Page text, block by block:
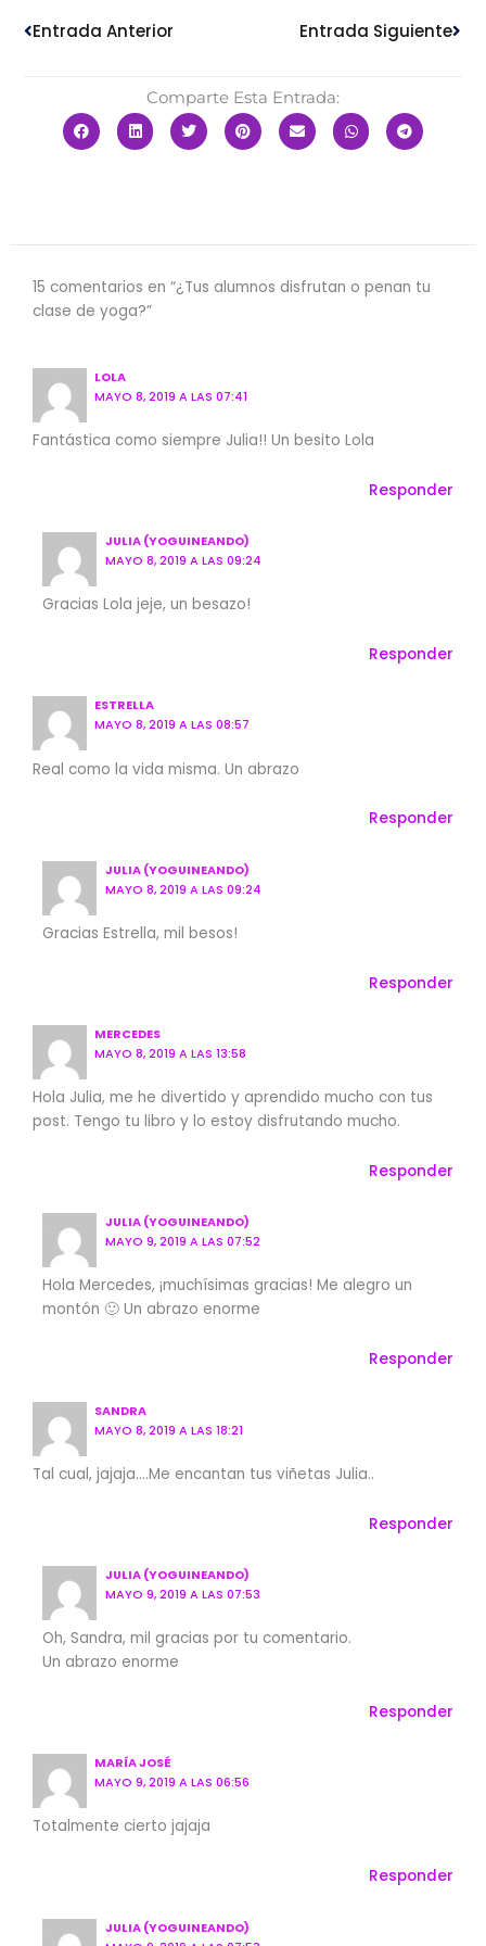
Entrada Anterior Entrada Siguiente
Comparte Esta Entrada:
15 comentarios en “¿Tus alumnos disfrutan o penan tu
clase de yoga?”
LOLA
MAYO 8, 2019 A LAS 07:41
Fantástica como siempre Julia!! Un besito Lola
Responder
JULIA (YOGUINEANDO)
MAYO 8, 2019 A LAS 09:24
Gracias Lola jeje, un besazo!
Responder
ESTRELLA
MAYO 8, 2019 A LAS 08:57
Real como la vida misma. Un abrazo
Responder
JULIA (YOGUINEANDO)
MAYO 8, 2019 A LAS 09:24
Gracias Estrella, mil besos!
Responder
MERCEDES
MAYO 8, 2019 A LAS 13:58
Hola Julia, me he divertido y aprendido mucho con tus
post. Tengo tu libro y lo estoy disfrutando mucho.
Responder
JULIA (YOGUINEANDO)
MAYO 9, 2019 A LAS 07:52
Hola Mercedes, ¡muchísimas gracias! Me alegro un
montón 🙂 Un abrazo enorme
Responder
SANDRA
MAYO 8, 2019 A LAS 18:21
Tal cual, jajaja….Me encantan tus viñetas Julia..
Responder
JULIA (YOGUINEANDO)
MAYO 9, 2019 A LAS 07:53
Oh, Sandra, mil gracias por tu comentario.
Un abrazo enorme
Responder
MARÍA JOSÉ
MAYO 9, 2019 A LAS 06:56
Totalmente cierto jajaja
Responder
JULIA (YOGUINEANDO)